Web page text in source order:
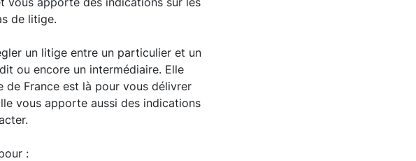
de litige.
un litige entre un particulier et un
ou encore un intermédiaire. Elle
de France est là pour vous délivrer
vous apporte aussi des indications
: